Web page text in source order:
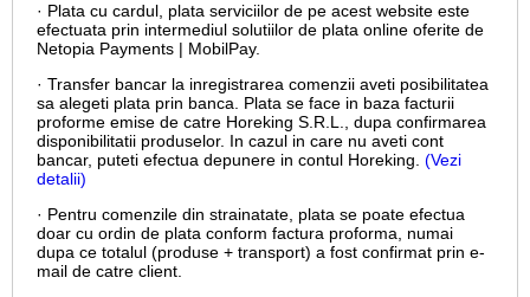
· Plata cu cardul, plata serviciilor de pe acest website este
efectuata prin intermediul solutiilor de plata online oferite de
Netopia Payments | MobilPay.
· Transfer bancar la inregistrarea comenzii aveti posibilitatea
sa alegeti plata prin banca. Plata se face in baza facturii
proforme emise de catre Horeking S.R.L., dupa confirmarea
disponibilitatii produselor. In cazul in care nu aveti cont
bancar, puteti efectua depunere in contul Horeking. (Vezi
detalii)
· Pentru comenzile din strainatate, plata se poate efectua
doar cu ordin de plata conform factura proforma, numai
dupa ce totalul (produse + transport) a fost confirmat prin e-
mail de catre client.